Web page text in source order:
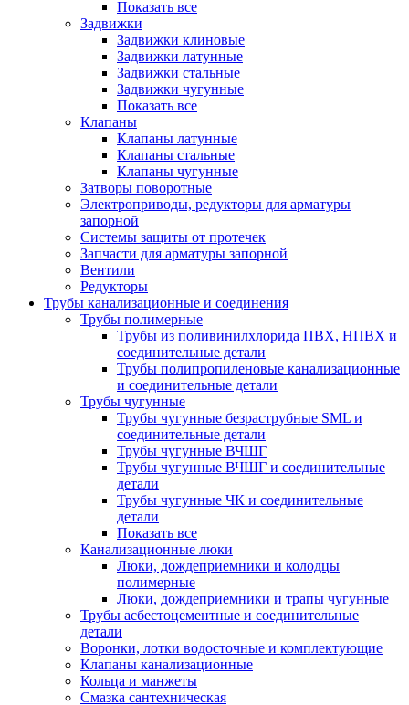
Показать все
Задвижки
Задвижки клиновые
Задвижки латунные
Задвижки стальные
Задвижки чугунные
Показать все
Клапаны
Клапаны латунные
Клапаны стальные
Клапаны чугунные
Затворы поворотные
Электроприводы, редукторы для арматуры
запорной
Системы защиты от протечек
Запчасти для арматуры запорной
Вентили
Редукторы
Трубы канализационные и соединения
Трубы полимерные
Трубы из поливинилхлорида ПВХ, НПВХ и
соединительные детали
Трубы полипропиленовые канализационные
и соединительные детали
Трубы чугунные
Трубы чугунные безраструбные SML и
соединительные детали
Трубы чугунные ВЧШГ
Трубы чугунные ВЧШГ и соединительные
детали
Трубы чугунные ЧК и соединительные
детали
Показать все
Канализационные люки
Люки, дождеприемники и колодцы
полимерные
Люки, дождеприемники и трапы чугунные
Трубы асбестоцементные и соединительные
детали
Воронки, лотки водосточные и комплектующие
Клапаны канализационные
Кольца и манжеты
Смазка сантехническая